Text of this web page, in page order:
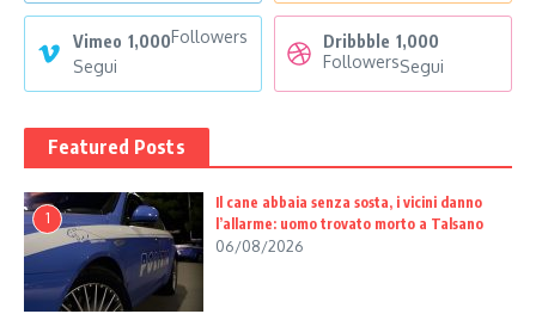
Vimeo 1,000Followers
Segui
Dribbble 1,000
FollowersSegui
Featured Posts
1
Il cane abbaia senza sosta, i vicini danno
l’allarme: uomo trovato morto a Talsano
06/08/2026